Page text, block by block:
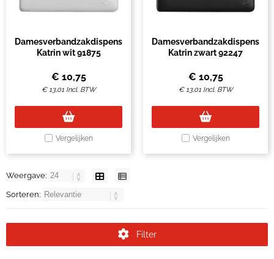
Damesverbandzakdispenser
Katrin wit 91875
€ 10,75
€13,01 Incl. BTW
Vergelijken
Damesverbandzakdispenser
Katrin zwart 92247
€ 10,75
€13,01 Incl. BTW
Vergelijken
Weergave:
Sorteren:
Filter